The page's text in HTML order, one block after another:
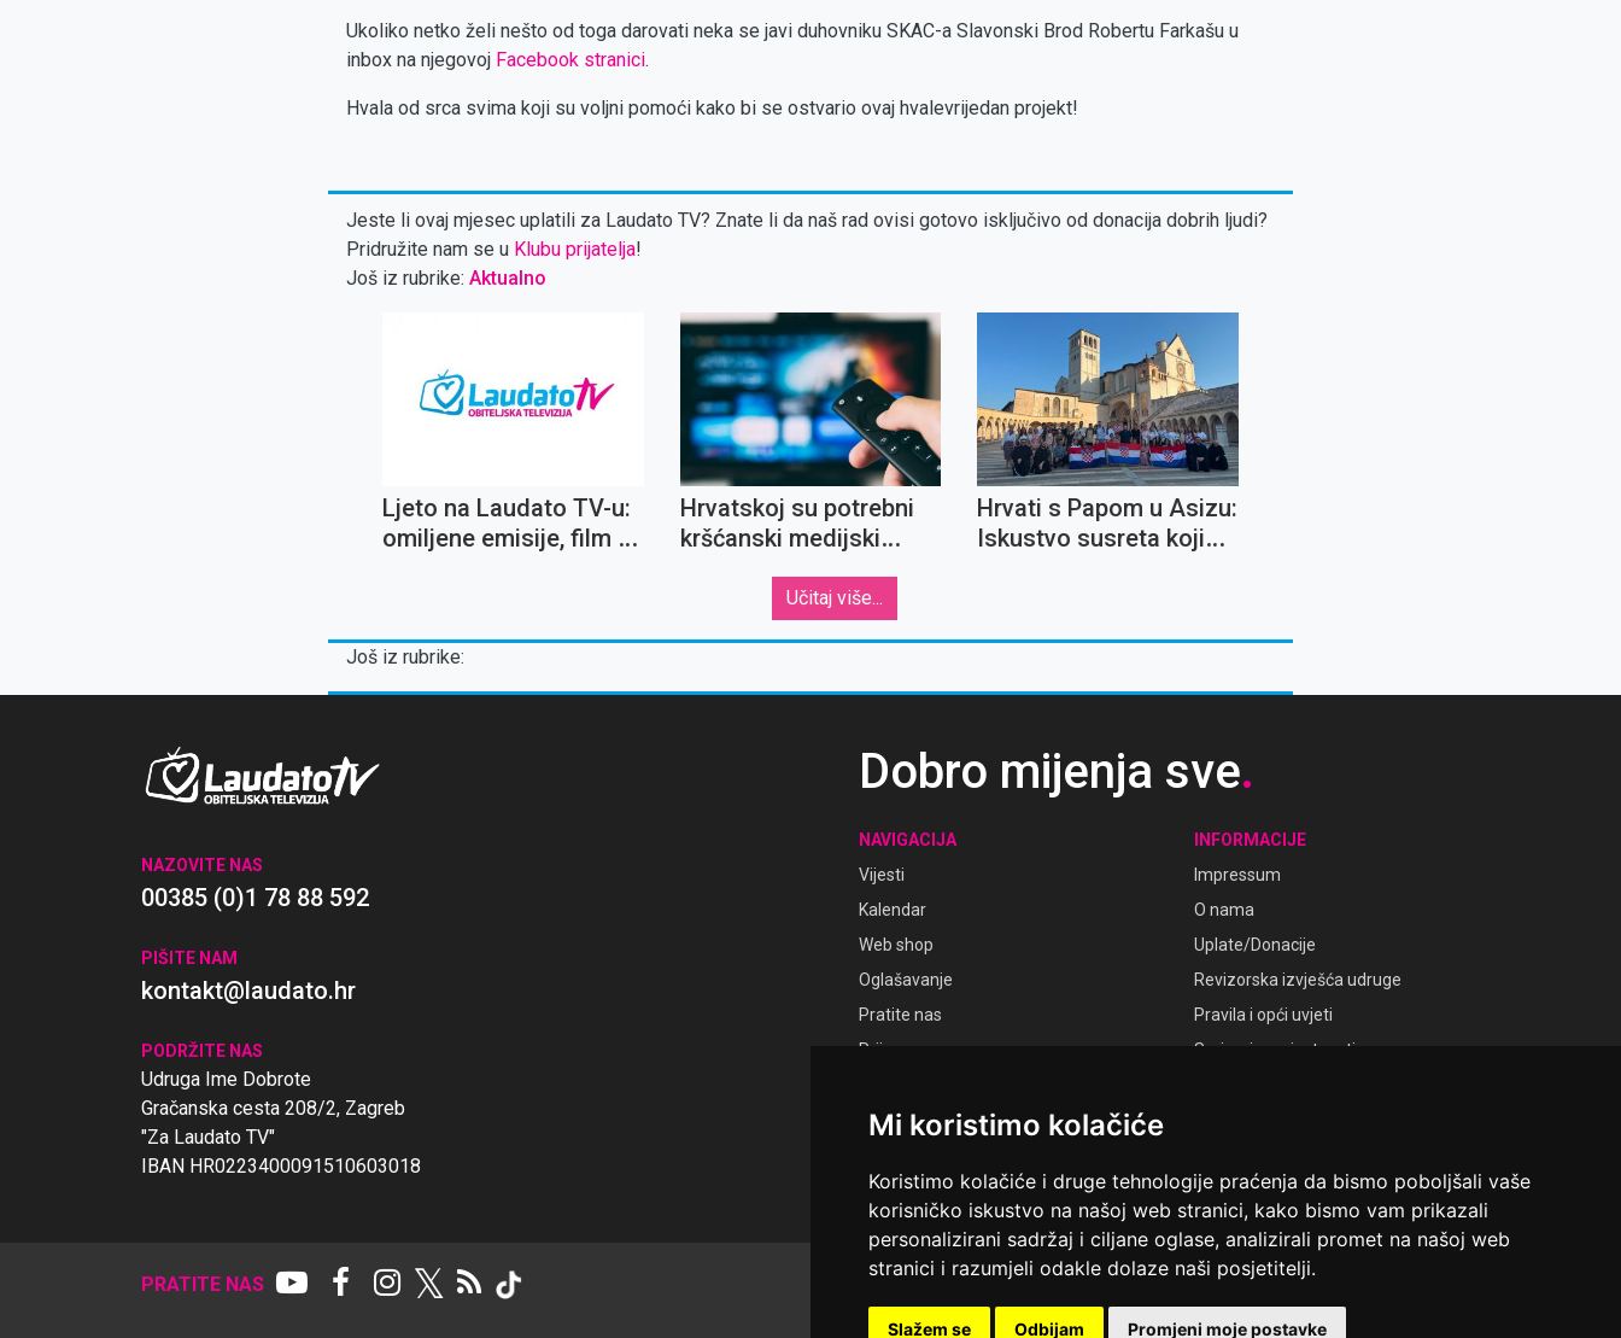
Mi koristimo kolačiće
Koristimo kolačiće i druge tehnologije praćenja da bismo poboljšali vaše
korisničko iskustvo na našoj web stranici, kako bismo vam prikazali
personalizirani sadržaj i ciljane oglase, analizirali promet na našoj web
stranici i razumjeli odakle dolaze naši posjetitelji.
Slažem se Odbijam Promjeni moje postavke
Ukoliko netko želi nešto od toga darovati neka se javi duhovniku SKAC-a Slavonski Brod Robertu Farkašu u
inbox na njegovoj Facebook stranici.
Hvala od srca svima koji su voljni pomoći kako bi se ostvario ovaj hvalevrijedan projekt!
Jeste li ovaj mjesec uplatili za Laudato TV? Znate li da naš rad ovisi gotovo isključivo od donacija dobrih ljudi?
Pridružite nam se u Klubu prijatelja!
Još iz rubrike: Aktualno
Ljeto na Laudato TV-u:
omiljene emisije, film o
Hrvatskoj su potrebni
kršćanski medijski
Hrvati s Papom u Asizu:
Iskustvo susreta koji
Učitaj više...
Još iz rubrike:
NAZOVITE NAS
00385 (0)1 78 88 592
PIŠITE NAM
kontakt@laudato.hr
PODRŽITE NAS
Udruga Ime Dobrote
Gračanska cesta 208/2, Zagreb
"Za Laudato TV"
IBAN HR0223400091510603018
Dobro mijenja sve.
NAVIGACIJA
Vijesti
Kalendar
Web shop
Oglašavanje
Pratite nas
Prijava
INFORMACIJE
Impressum
O nama
Uplate/Donacije
Revizorska izvješća udruge
Pravila i opći uvjeti
Smjernice privatnosti
PRATITE NAS 𝕏
© Sva prava pridržana Udruga Ime dobrote
Održavatelj Netcom d.o.o., Riva 6, Rijeka